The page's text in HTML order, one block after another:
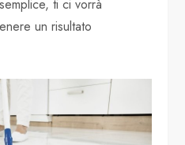
ti ci vorrà
un risultato